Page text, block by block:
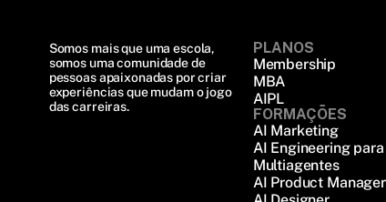
Somos mais que uma escola,
somos uma comunidade de
pessoas apaixonadas por criar
experiências que mudam o jogo
das carreiras.
PLANOS
Membership
MBA
AIPL
FORMAÇÕES
AI Marketing
AI Engineering
Multiagentes
AI Product Manager